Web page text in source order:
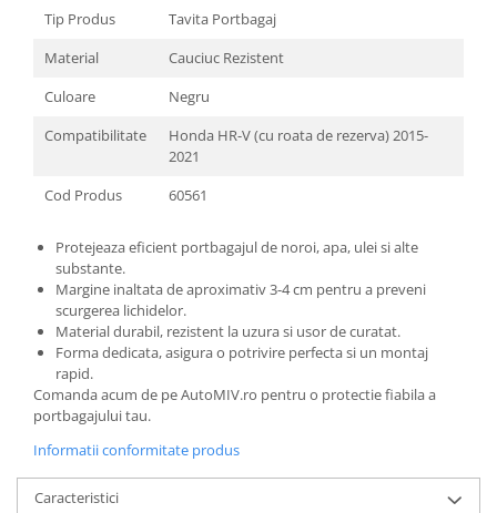
Tip Produs
Tavita Portbagaj
Material
Cauciuc Rezistent
Culoare
Negru
Compatibilitate
Honda HR-V (cu roata de rezerva) 2015-
2021
Cod Produs
60561
Protejeaza eficient portbagajul de noroi, apa, ulei si alte
substante.
Margine inaltata de aproximativ 3-4 cm pentru a preveni
scurgerea lichidelor.
Material durabil, rezistent la uzura si usor de curatat.
Forma dedicata, asigura o potrivire perfecta si un montaj
rapid.
Comanda acum de pe AutoMIV.ro pentru o protectie fiabila a
portbagajului tau.
Informatii conformitate produs
Caracteristici